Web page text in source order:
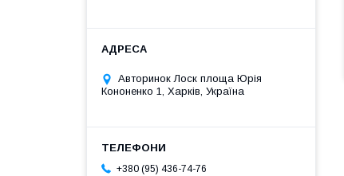
Авторинок Лоск площа Юрія
Кононенко 1, Харків, Україна
+380 (95) 436-74-76